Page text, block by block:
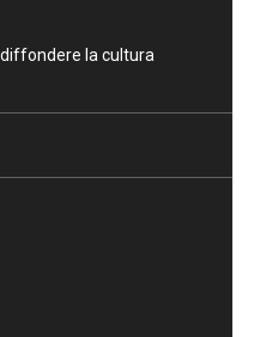
la cultura